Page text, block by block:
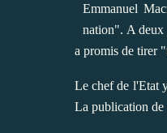
Emmanuel
nation". A deux
a promis de tirer
Le chef de l'Etat
La publication de